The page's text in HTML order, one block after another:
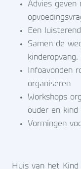
Advies
Een
Samen de
Infoavonden
organiseren
Workshops
ouder en
Vormingen
Huis van het